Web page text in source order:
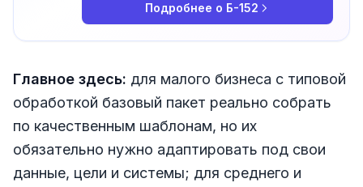
Подробнее о Б-152
Главное здесь: для малого бизнеса с типовой
обработкой базовый пакет реально собрать
по качественным шаблонам, но их
обязательно нужно адаптировать под свои
данные, цели и системы; для среднего и